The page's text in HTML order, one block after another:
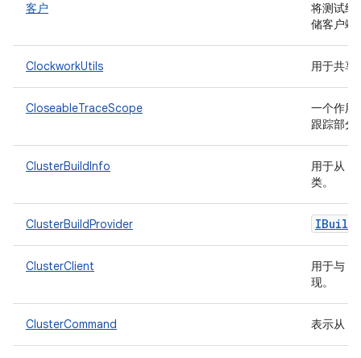
客户
将测试结
储客户
ClockworkUtils 用于共享
CloseableTraceScope
一个作
跟踪部分
ClusterBuildInfo
用于从
类。
ClusterBuildProvider IBuild
ClusterClient
用于与
现。
ClusterCommand 表示从